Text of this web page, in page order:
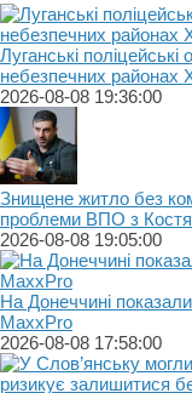
Луганські
небезпечних районах
2026-08-08 19:36:00
Знищене житло без
проблеми ВПО з
2026-08-08 19:05:00
На Донеччині
MaxxPro
2026-08-08 17:58:00